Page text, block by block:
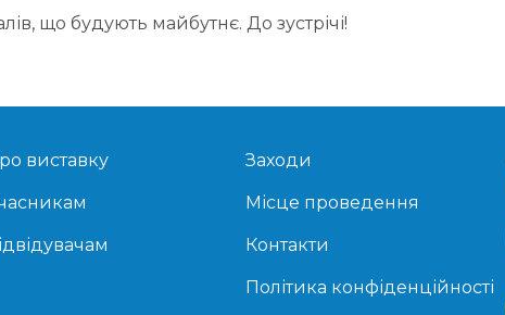
що будують майбутнє. До зустрічі!
виставку Заходи
Місце проведення
Контакти
Політика конфіденційності